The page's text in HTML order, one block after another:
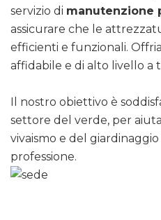
servizio di manutenzione
assicurare che le
efficienti e funzionali.
affidabile e di alto livello a
Il nostro obiettivo è
settore del verde, per
vivaismo e del
professione.